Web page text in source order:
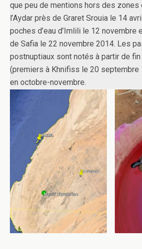
que peu de mentions hors des zones
l’Aydar près de Graret Srouia le 14
poches d’eau d’Imlili le 12 novembre
de Safia le 22 novembre 2014. Les
postnuptiaux sont notés à partir de
(premiers à Khnifiss le 20 septembre
en octobre-novembre.